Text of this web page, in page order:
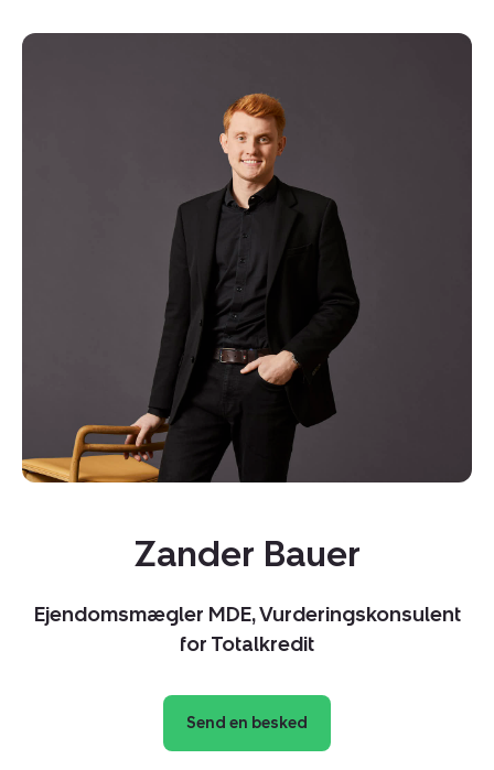
Zander Bauer
Ejendomsmægler MDE, Vurderingskonsulent
for Totalkredit
Send en besked
Kopier link